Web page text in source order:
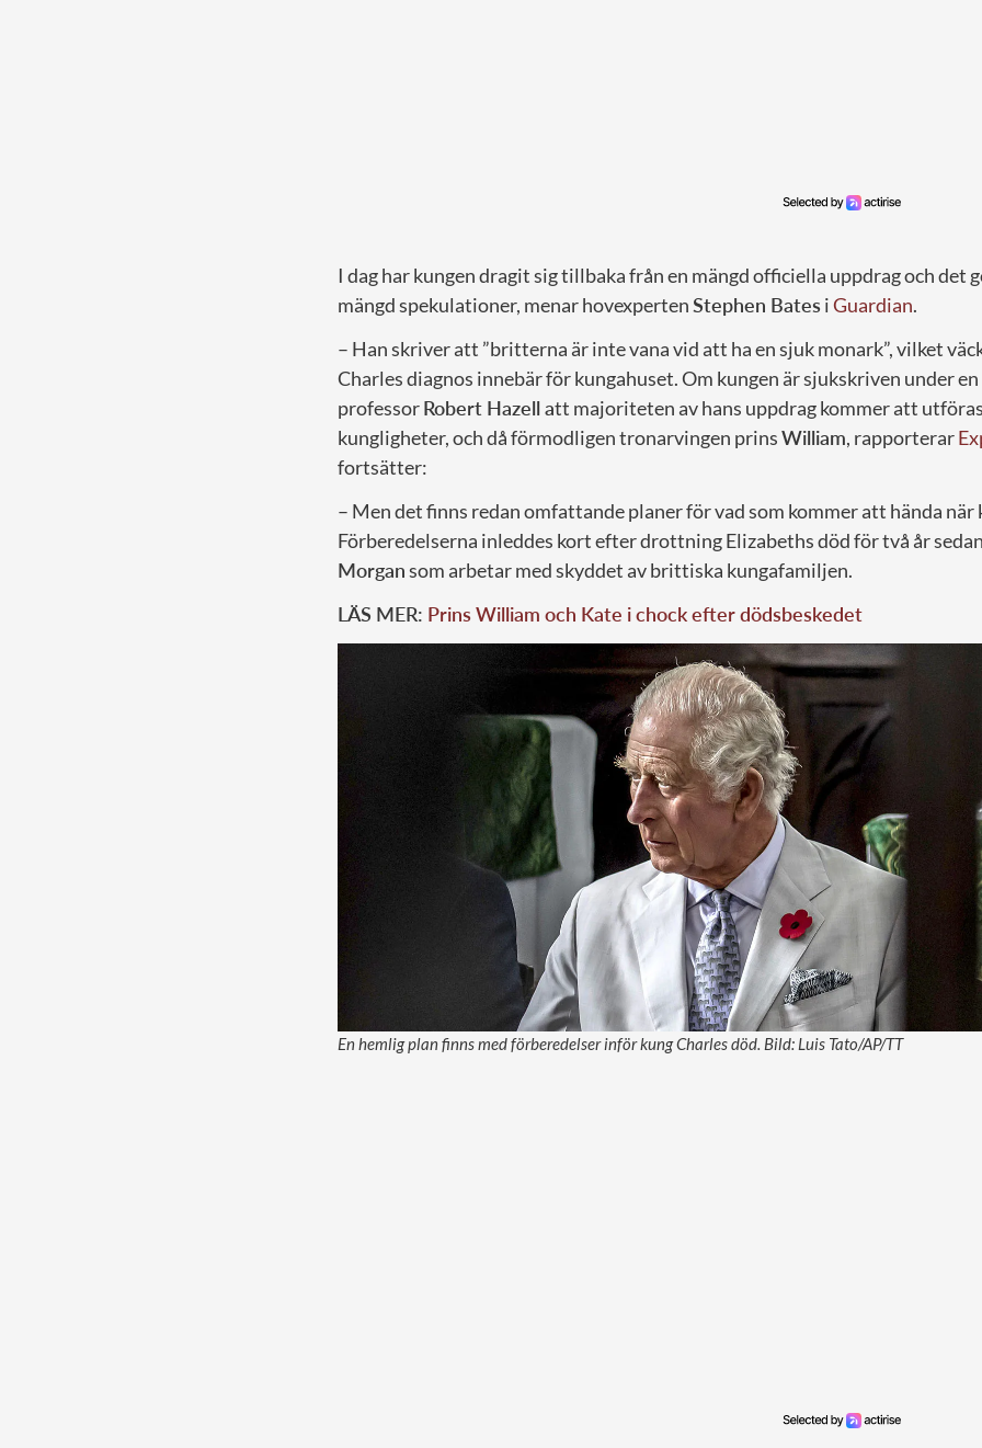
I dag har kungen dragit sig tillbaka från en mängd officiella uppdrag och det
mängd spekulationer, menar hovexpertenStephen Bates iGuardian.
– Han skriver att ”britterna är inte vana vid att ha en sjuk monark”, vilket
Charles diagnos innebär för kungahuset. Om kungen är sjukskriven under
professorRobert Hazell att majoriteten av hans uppdrag kommer att
kungligheter, och då förmodligen tronarvingen prinsWilliam, rapporterar
fortsätter:
– Men det finns redan omfattande planer för vad som kommer att hända när
Förberedelserna inleddes kort efter drottning Elizabeths död för två år
Morgansom arbetar med skyddet av brittiska kungafamiljen.
LÄS MER: Prins William och Kate i chock efter dödsbeskedet
En hemlig plan finns med förberedelser inför kung Charles död. Bild: Luis Tato/AP/TT